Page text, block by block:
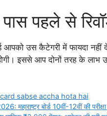
पहले से
आपको उस कैटेगरी में फायदा
इससे आप दोनों तरह के लाभ
sabse accha hota hai
महाराष्ट्र बोर्ड 10वीं-12वीं की